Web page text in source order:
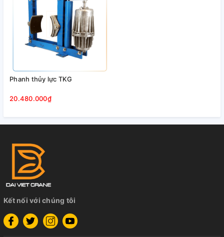
Phanh thủy lực TKG
20.480.000₫
Kết nối với chúng tôi